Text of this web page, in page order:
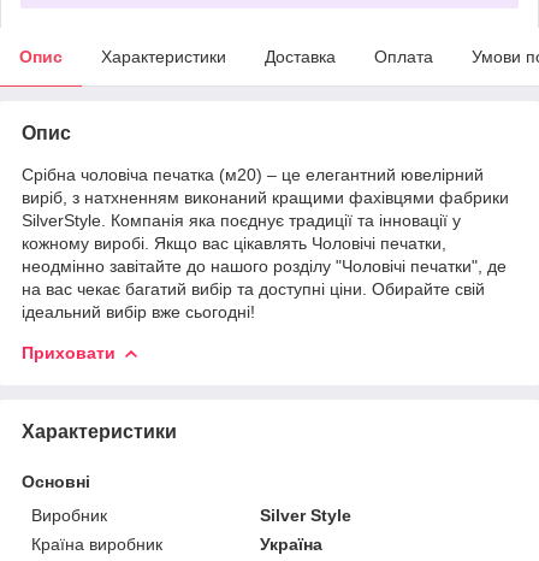
Опис Характеристики Доставка Оплата Умови
Опис
Срібна чоловіча печатка (м20) – це елегантний ювелірний
виріб, з натхненням виконаний кращими фахівцями фабрики
SilverStyle. Компанія яка поєднує традиції та інновації у
кожному виробі. Якщо вас цікавлять Чоловічі печатки,
неодмінно завітайте до нашого розділу "Чоловічі печатки", де
на вас чекає багатий вибір та доступні ціни. Обирайте свій
ідеальний вибір вже сьогодні!
Приховати
Характеристики
Основні
Виробник
Silver Style
Країна виробник
Україна